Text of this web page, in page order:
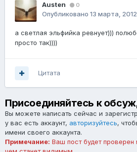
Austen 0
Опубликовано 13 марта, 2012
а светлая эльфийка ревнует)))
просто так))))
Цитата
Присоединяйтесь к
Вы можете написать сейчас и
у вас есть аккаунт, авторизуйтесь,
имени своего аккаунта.
Примечание: Ваш пост будет